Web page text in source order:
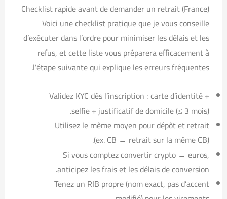
Checklist rapide avant de demander un retrait (France)
Voici une checklist pratique que je vous conseille
d’exécuter dans l’ordre pour minimiser les délais et les
refus, et cette liste vous préparera efficacement à
l’étape suivante qui explique les erreurs fréquentes.
Validez KYC dès l’inscription : carte d’identité +
selfie + justificatif de domicile (≤ 3 mois).
Utilisez le même moyen pour dépôt et retrait
(ex. CB → retrait sur la même CB).
Si vous comptez convertir crypto → euros,
anticipez les frais et les délais de conversion.
Tenez un RIB propre (nom exact, pas d’accent